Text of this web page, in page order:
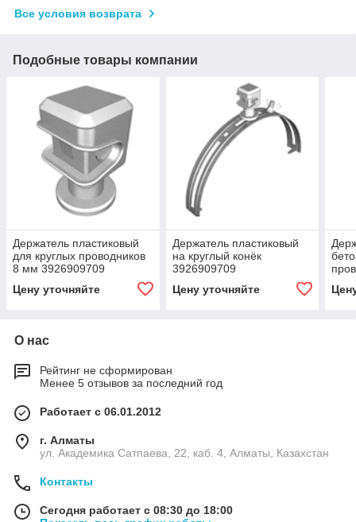
Все условия возврата
Подобные товары компании
Держатель пластиковый
для круглых проводников
8 мм 3926909709
Цену уточняйте
Держатель пластиковый
на круглый конёк
3926909709
Цену уточняйте
О нас
Рейтинг не сформирован
Менее 5 отзывов за последний год
Работает с 06.01.2012
г. Алматы
ул. Академика Сатпаева, 22, каб. 4, Алматы, Казахстан
Контакты
Сегодня работает с 08:30 до 18:00